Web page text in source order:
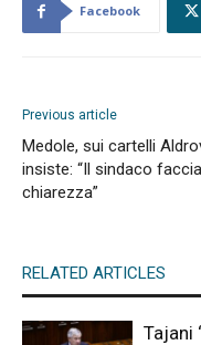
Facebook
Previous article
Medole, sui cartelli
insiste: “Il sindaco faccia
chiarezza”
RELATED ARTICLES
Tajani